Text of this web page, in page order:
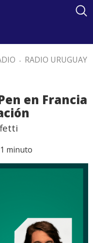
. RADIO URUGUAY
en Francia
minuto